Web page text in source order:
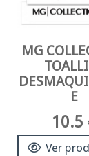
MG
E
10.5
Ver